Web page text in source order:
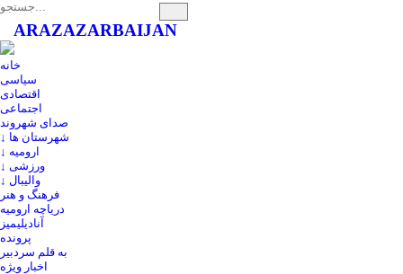
ARAZAZARBAIJAN
خانه
سیاسی
اقتصادی
اجتماعی
صدای شهروند
↓ شهرستان ها
↓ ارومیه
↓ ورزشی
↓ والیبال
فرهنگ و هنر
دریاچه ارومیه
آنادیلیمیز
پرونده
به قلم سردبیر
اخبار ویژه